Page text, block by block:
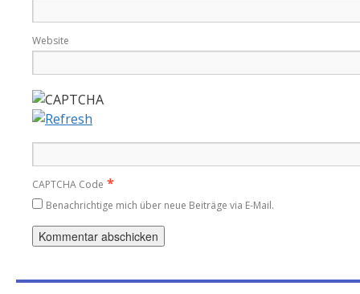
Website
CAPTCHA Code *
Benachrichtige mich über neue Beiträge via E-Mail.